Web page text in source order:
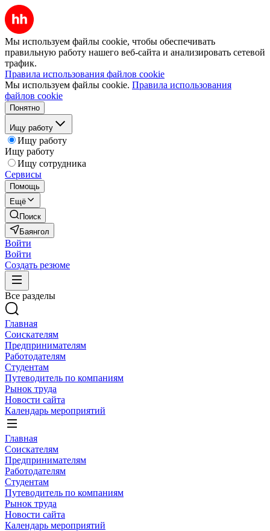
Мы используем файлы cookie, чтобы обеспечивать
правильную работу нашего веб-сайта и анализировать сетевой
трафик.
Правила использования файлов cookie
Мы используем файлы cookie. Правила использования
файлов cookie
Понятно
Ищу работу
Ищу работу
Ищу работу
Ищу сотрудника
Сервисы
Помощь
Ещё
Поиск
Баянгол
Войти
Войти
Создать резюме
Все разделы
Главная
Соискателям
Предпринимателям
Работодателям
Студентам
Путеводитель по компаниям
Рынок труда
Новости сайта
Календарь мероприятий
Главная
Соискателям
Предпринимателям
Работодателям
Студентам
Путеводитель по компаниям
Рынок труда
Новости сайта
Календарь мероприятий